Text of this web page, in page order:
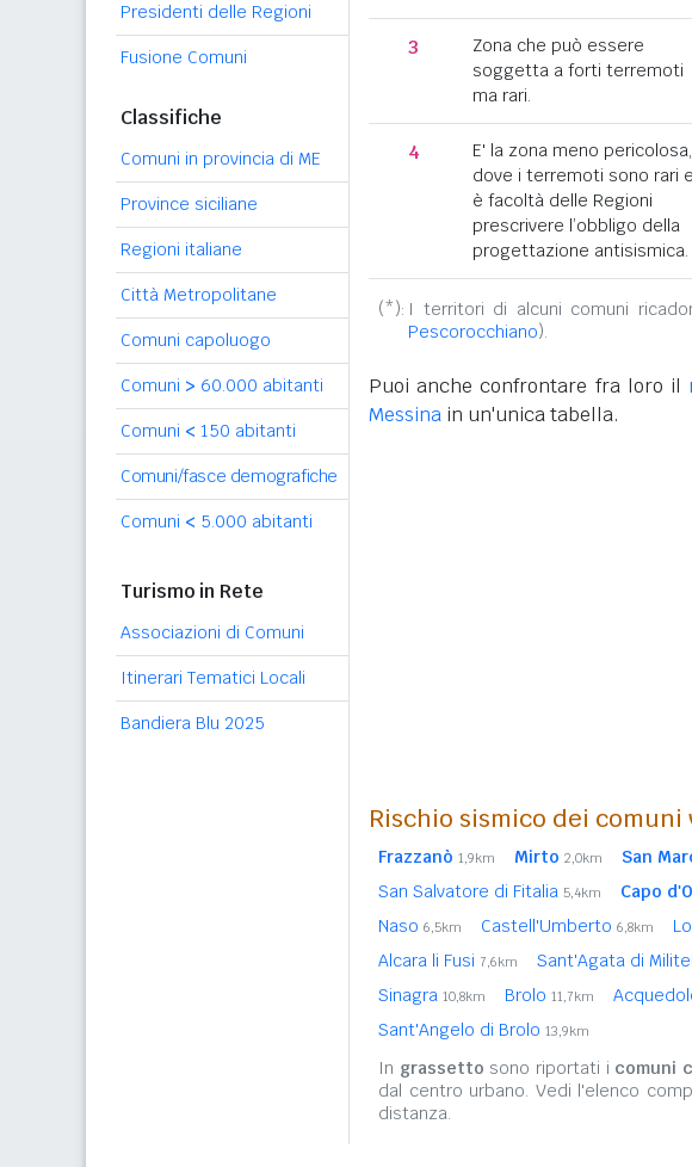
Presidenti delle Regioni
Fusione Comuni
Classifiche
Comuni in provincia di ME
Province siciliane
Regioni italiane
Città Metropolitane
Comuni capoluogo
Comuni > 60.000 abitanti
Comuni < 150 abitanti
Comuni/fasce demografiche
Comuni < 5.000 abitanti
Turismo in Rete
Associazioni di Comuni
Itinerari Tematici Locali
Bandiera Blu 2025
3
Zona che può essere
soggetta a forti terremoti
ma rari.
4
E' la zona meno pericolosa,
dove i terremoti sono rari
è facoltà delle Regioni
prescrivere l’obbligo della
progettazione antisismica.
(*): I territori di alcuni comuni
Pescorocchiano).
Puoi anche confrontare fra loro il
Messina in un'unica tabella.
Rischio sismico dei comuni
Frazzanò 1,9km Mirto 2,0km San
San Salvatore di Fitalia 5,4km Capo
Naso 6,5km Castell'Umberto 6,8km
Alcara li Fusi 7,6km Sant'Agata di
Sinagra 10,8km Brolo 11,7km
Sant'Angelo di Brolo 13,9km
In grassetto sono riportati i comuni
dal centro urbano. Vedi l'elenco
distanza.